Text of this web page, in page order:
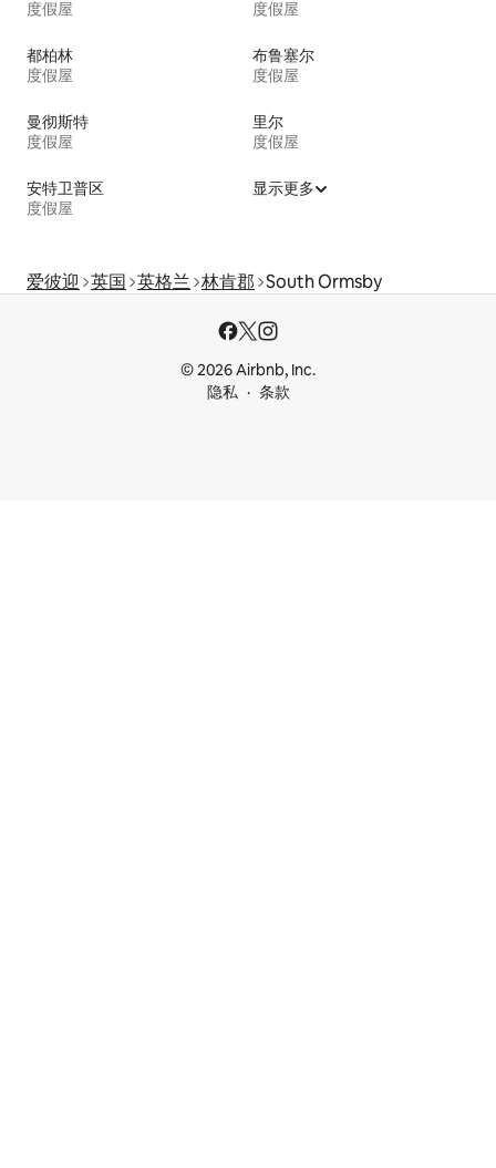
度假屋 度假屋
都柏林
度假屋
布鲁塞尔
度假屋
曼彻斯特
度假屋
里尔
度假屋
安特卫普区
度假屋
显示更多
爱彼迎 英国 英格兰 林肯郡 South Ormsby
© 2026 Airbnb, Inc.
隐私
条款